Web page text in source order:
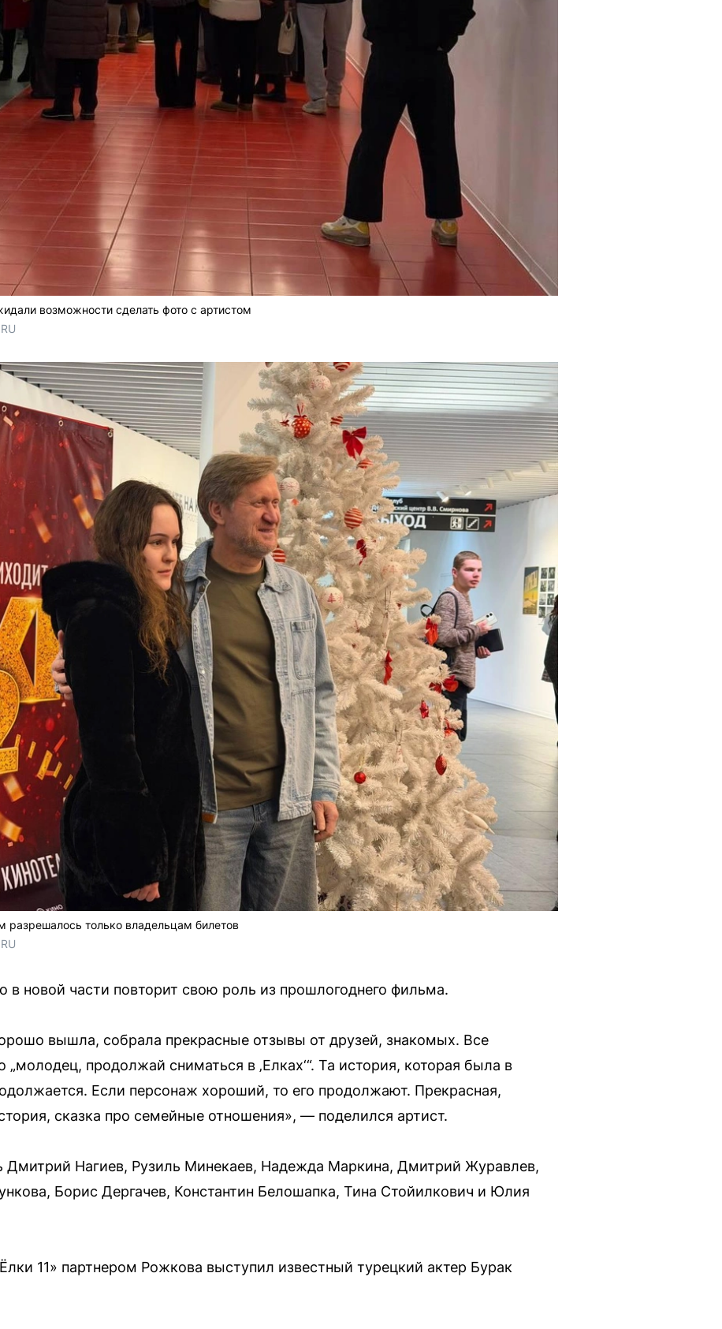
возможности сделать фото с артистом
только владельцам билетов
в новой части повторит свою роль из прошлогоднего фильма.
вышла, собрала прекрасные отзывы от друзей, знакомых. Все
„молодец, продолжай сниматься в ‚Елках‘“. Та история, которая была в
Если персонаж хороший, то его продолжают. Прекрасная,
сказка про семейные отношения», — поделился артист.
Дмитрий Нагиев, Рузиль Минекаев, Надежда Маркина, Дмитрий Журавлев,
Борис Дергачев, Константин Белошапка, Тина Стойилкович и Юлия
11» партнером Рожкова выступил известный турецкий актер Бурак